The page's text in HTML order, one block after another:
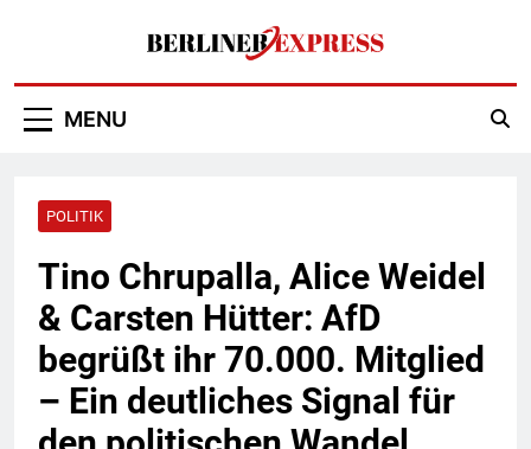
Berliner Express
MENU
POLITIK
Tino Chrupalla, Alice Weidel
& Carsten Hütter: AfD
begrüßt ihr 70.000. Mitglied
– Ein deutliches Signal für